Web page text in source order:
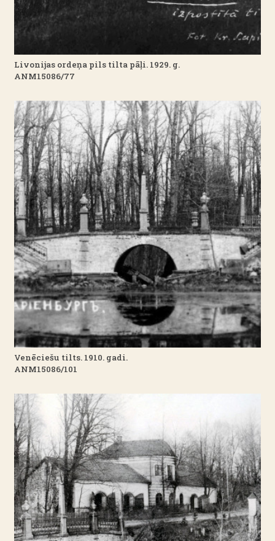
Livonijas ordeņa pils tilta pāļi. 1929. g.
ANM15086/77
Venēciešu tilts. 1910. gadi.
ANM15086/101